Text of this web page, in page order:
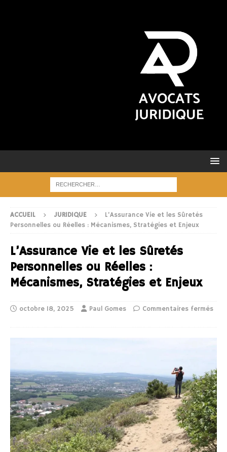
ACCUEIL JURIDIQUE
L’Assurance Vie et les Sûretés
Personnelles ou Réelles : Mécanismes, Stratégies et Enjeux
L’Assurance Vie et les Sûretés
Personnelles ou Réelles :
Mécanismes, Stratégies et Enjeux
octobre 18, 2025 Paul Gomes Commentaires fermés